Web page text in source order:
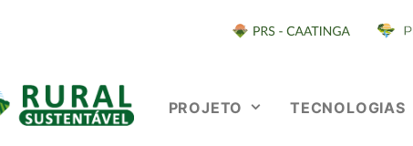
PROJETO TECNOLOGIAS